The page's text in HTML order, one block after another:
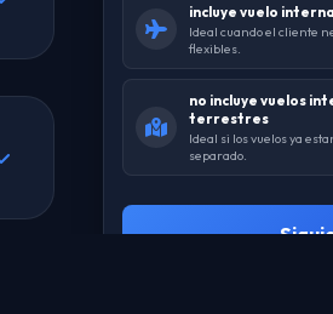
incluye vuelo
Ideal cuando el cliente
flexibles.
no incluye vuelos
terrestres
Ideal si los vuelos ya
separado.